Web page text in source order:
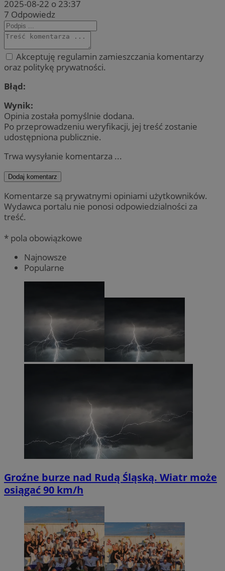
2025-08-22 o 23:37
7 Odpowiedz
Akceptuję regulamin zamieszczania komentarzy
oraz politykę prywatności.
Błąd:
Wynik:
Opinia została pomyślnie dodana.
Po przeprowadzeniu weryfikacji, jej treść zostanie
udostępniona publicznie.
Trwa wysyłanie komentarza ...
Dodaj komentarz
Komentarze są prywatnymi opiniami użytkowników.
Wydawca portalu nie ponosi odpowiedzialności za
treść.
* pola obowiązkowe
Najnowsze
Popularne
Groźne burze nad Rudą Śląską. Wiatr może
osiągać 90 km/h